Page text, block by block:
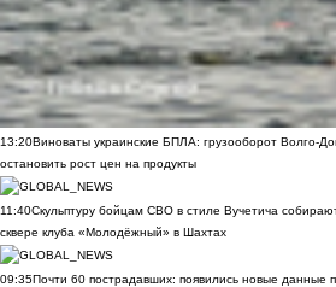
13:20Виноваты украинские БПЛА: грузооборот Волго-
остановить рост цен на продукты
11:40Скульптуру бойцам СВО в стиле Вучетича
сквере клуба «Молодёжный» в Шахтах
09:35Почти 60 пострадавших: появились новые данные